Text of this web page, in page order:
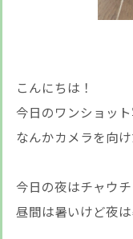
こんにちは！
今日のワンショット
なんかカメラを向
今日の夜はチャウ
昼間は暑いけど夜